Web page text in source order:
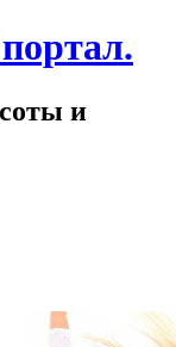
и